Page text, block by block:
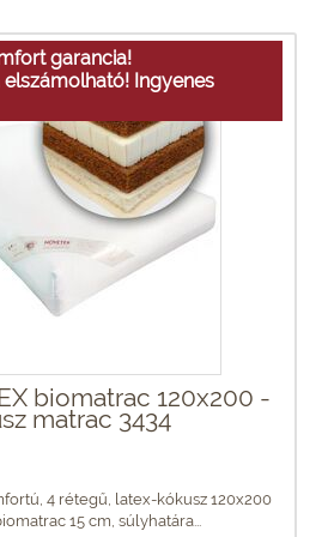
garancia!
Ingyenes
biomatrac 120x200 -
matrac 3434
4 rétegű, latex-kókusz 120x200
15 cm, súlyhatára...